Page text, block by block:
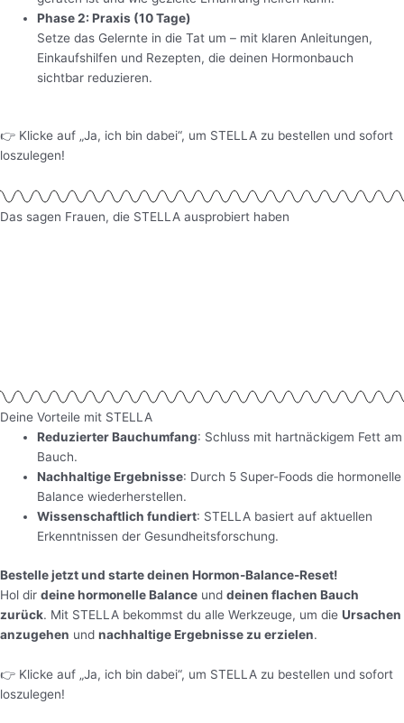
Phase 2: Praxis (10 Tage)
Setze das Gelernte in die Tat um – mit klaren Anleitungen,
Einkaufshilfen und Rezepten, die deinen Hormonbauch
sichtbar reduzieren.
👉 Klicke auf „Ja, ich bin dabei“, um STELLA zu bestellen und sofort
loszulegen!
Das sagen Frauen, die STELLA ausprobiert haben
Deine Vorteile mit STELLA
Reduzierter Bauchumfang: Schluss mit hartnäckigem Fett am
Bauch.
Nachhaltige Ergebnisse: Durch 5 Super-Foods die hormonelle
Balance wiederherstellen.
Wissenschaftlich fundiert: STELLA basiert auf aktuellen
Erkenntnissen der Gesundheitsforschung.
Bestelle jetzt und starte deinen Hormon-Balance-Reset!
Hol dir deine hormonelle Balance und deinen flachen Bauch
zurück. Mit STELLA bekommst du alle Werkzeuge, um die Ursachen
anzugehen und nachhaltige Ergebnisse zu erzielen.
👉 Klicke auf „Ja, ich bin dabei“, um STELLA zu bestellen und sofort
loszulegen!